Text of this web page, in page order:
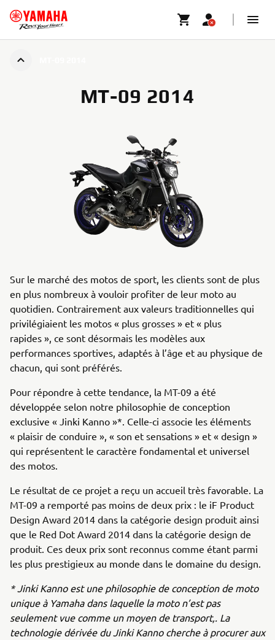
MT-09 2014
Sur le marché des motos de sport, les clients sont de plus
en plus nombreux à vouloir profiter de leur moto au
quotidien. Contrairement aux valeurs traditionnelles qui
privilégiaient les motos « plus grosses » et « plus
rapides », ce sont désormais les modèles aux
performances sportives, adaptés à l’âge et au physique de
chacun, qui sont préférés.
Pour répondre à cette tendance, la MT-09 a été
développée selon notre philosophie de conception
exclusive « Jinki Kanno »*. Celle-ci associe les éléments
« plaisir de conduire », « son et sensations » et « design »
qui représentent le caractère fondamental et universel
des motos.
Le résultat de ce projet a reçu un accueil très favorable. La
MT-09 a remporté pas moins de deux prix : le iF Product
Design Award 2014 dans la catégorie design produit ainsi
que le Red Dot Award 2014 dans la catégorie design de
produit. Ces deux prix sont reconnus comme étant parmi
les plus prestigieux au monde dans le domaine du design.
* Jinki Kanno est une philosophie de conception de moto
unique à Yamaha dans laquelle la moto n’est pas
seulement vue comme un moyen de transport,. La
technologie dérivée du Jinki Kanno cherche à procurer aux